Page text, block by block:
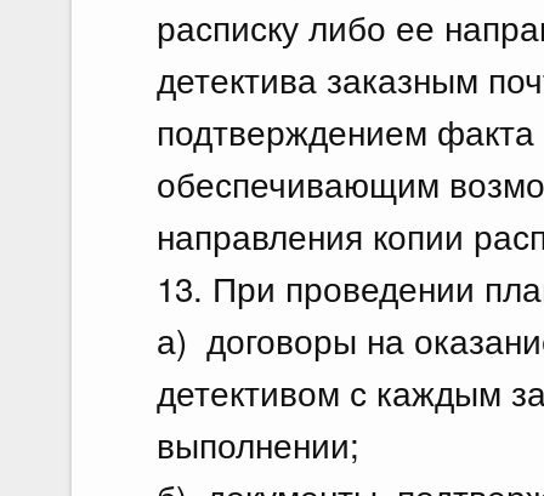
расписку либо ее
детектива заказным
подтверждением
обеспечивающим
направления копии
13. При проведении
а) договоры на
детективом с каждым
выполнении;